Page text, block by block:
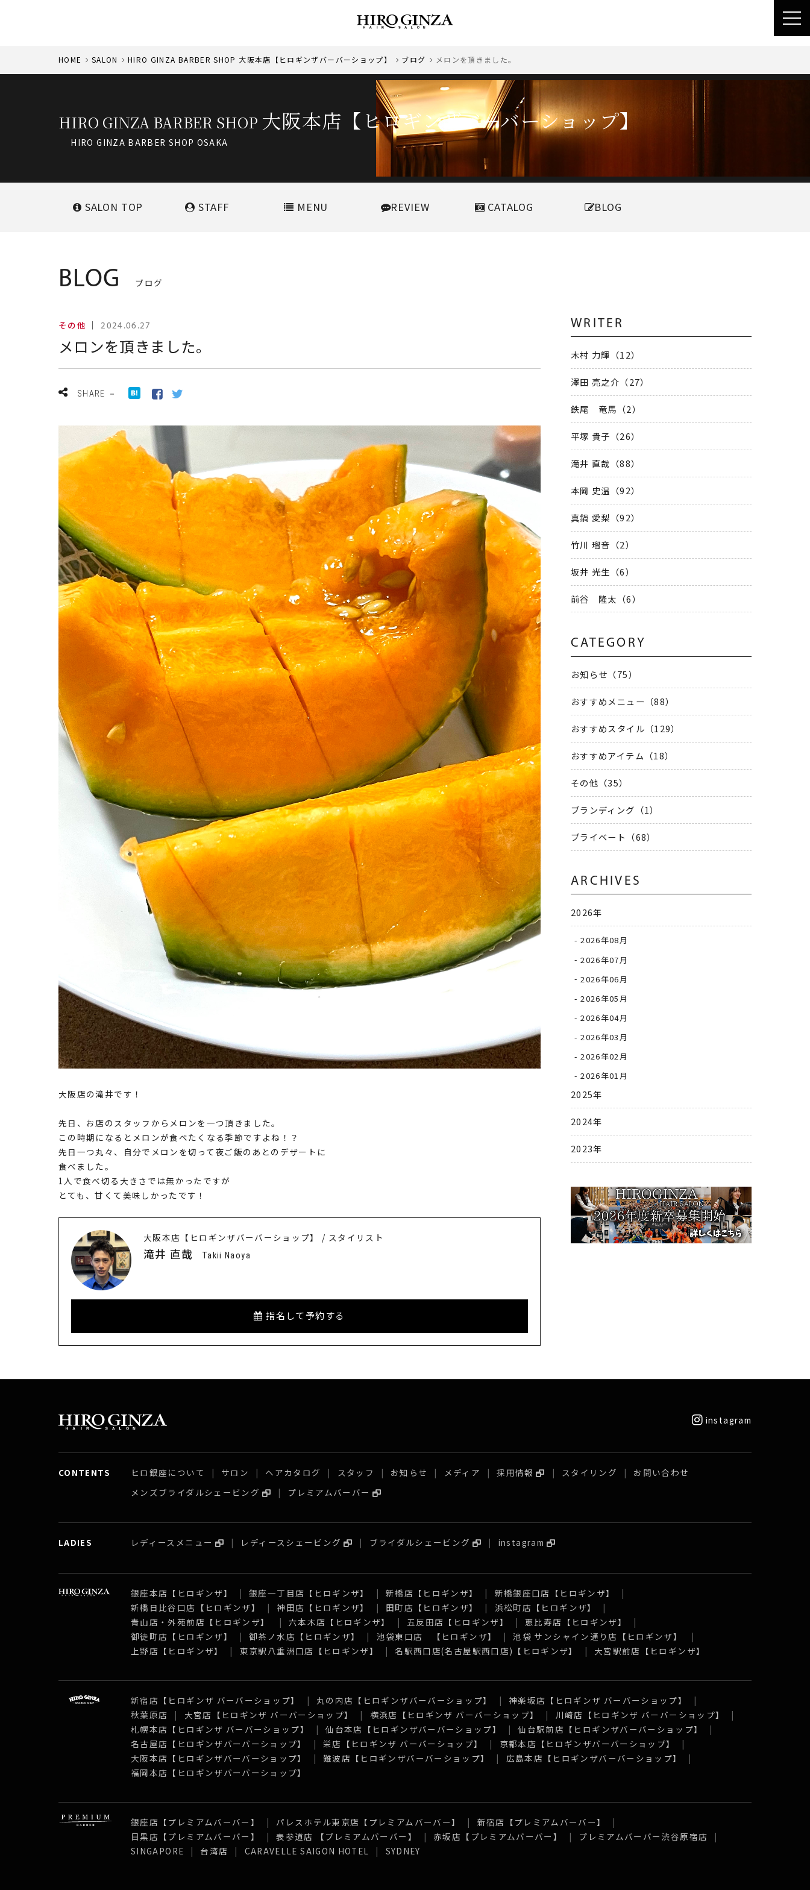
HOME SALON HIRO GINZA BARBER SHOP 大阪本店【ヒロギンザバーバーショップ】 ブログ メロンを頂きました。
HIRO GINZA BARBER SHOP 大阪本店【ヒロギンザバーバーショップ】
HIRO GINZA BARBER SHOP OSAKA
SALON TOP STAFF MENU REVIEW CATALOG BLOG
BLOG ブログ
その他 ｜ 2024.06.27
メロンを頂きました。
大阪店の滝井です！
先日、お店のスタッフからメロンを一つ頂きました。
この時期になるとメロンが食べたくなる季節ですよね！？
先日一つ丸々、自分でメロンを切って夜ご飯のあとのデザートに
食べました。
1人で食べ切る大きさでは無かったですが
とても、甘くて美味しかったです！
大阪本店【ヒロギンザバーバーショップ】 / スタイリスト
滝井 直哉 Takii Naoya
指名して予約する
WRITER
木村 力輝（12）
澤田 亮之介（27）
鉄尾 竜馬（2）
平塚 貴子（26）
滝井 直哉（88）
本岡 史温（92）
真鍋 愛梨（92）
竹川 瑠音（2）
坂井 光生（6）
前谷 隆太（6）
CATEGORY
お知らせ（75）
おすすめメニュー（88）
おすすめスタイル（129）
おすすめアイテム（18）
その他（35）
ブランディング（1）
プライベート（68）
ARCHIVES
2026年
2026年08月
2026年07月
2026年06月
2026年05月
2026年04月
2026年03月
2026年02月
2026年01月
2025年
2024年
2023年
instagram
CONTENTS ヒロ銀座について サロン ヘアカタログ スタッフ お知らせ メディア 採用情報 スタイリング
お問い合わせ
メンズブライダルシェービング
プレミアムバーバー
LADIES レディースメニュー レディースシェービング ブライダルシェービング instagram
銀座本店【ヒロギンザ】 銀座一丁目店【ヒロギンザ】 新橋店【ヒロギンザ】
新橋銀座口店【ヒロギンザ】
新橋日比谷口店【ヒロギンザ】
神田店【ヒロギンザ】 田町店【ヒロギンザ】
浜松町店【ヒロギンザ】
青山店・外苑前店【ヒロギンザ】
六本木店【ヒロギンザ】 五反田店【ヒロギンザ】
恵比寿店【ヒロギンザ】
御徒町店【ヒロギンザ】
御茶ノ水店【ヒロギンザ】 池袋東口店 【ヒロギンザ】
池袋 サンシャイン通り店【ヒロギンザ】
上野店【ヒロギンザ】
東京駅八重洲口店【ヒロギンザ】 名駅西口店(名古屋駅西口店)【ヒロギンザ】 大宮駅前店【ヒロギンザ】
新宿店【ヒロギンザ バーバーショップ】 丸の内店【ヒロギンザバーバーショップ】
神楽坂店【ヒロギンザ バーバーショップ】
秋葉原店
大宮店【ヒロギンザ バーバーショップ】 横浜店【ヒロギンザ バーバーショップ】
川崎店【ヒロギンザ バーバーショップ】
札幌本店【ヒロギンザ バーバーショップ】
仙台本店【ヒロギンザバーバーショップ】
仙台駅前店【ヒロギンザバーバーショップ】
名古屋店【ヒロギンザバーバーショップ】
栄店【ヒロギンザ バーバーショップ】
京都本店【ヒロギンザバーバーショップ】
大阪本店【ヒロギンザバーバーショップ】
難波店【ヒロギンザバーバーショップ】
広島本店【ヒロギンザバーバーショップ】
福岡本店【ヒロギンザバーバーショップ】
銀座店【プレミアムバーバー】 パレスホテル東京店【プレミアムバーバー】
新宿店【プレミアムバーバー】
目黒店【プレミアムバーバー】
表参道店 【プレミアムバーバー】 赤坂店【プレミアムバーバー】
プレミアムバーバー渋谷原宿店
SINGAPORE
台湾店 CARAVELLE SAIGON HOTEL SYDNEY